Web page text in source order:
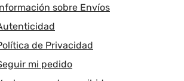
sobre Envíos
de Privacidad
mi pedido